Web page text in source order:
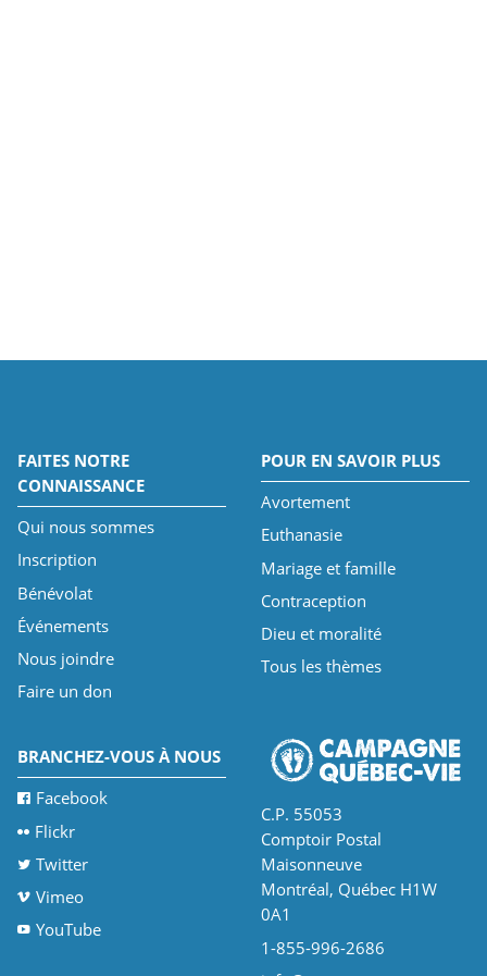
FAITES NOTRE
CONNAISSANCE
Qui nous sommes
Inscription
Bénévolat
Événements
Nous joindre
Faire un don
POUR EN SAVOIR PLUS
Avortement
Euthanasie
Mariage et famille
Contraception
Dieu et moralité
Tous les thèmes
BRANCHEZ-VOUS À NOUS
Facebook
Flickr
Twitter
Vimeo
YouTube
C.P. 55053
Comptoir Postal
Maisonneuve
Montréal, Québec H1W
0A1
1-855-996-2686